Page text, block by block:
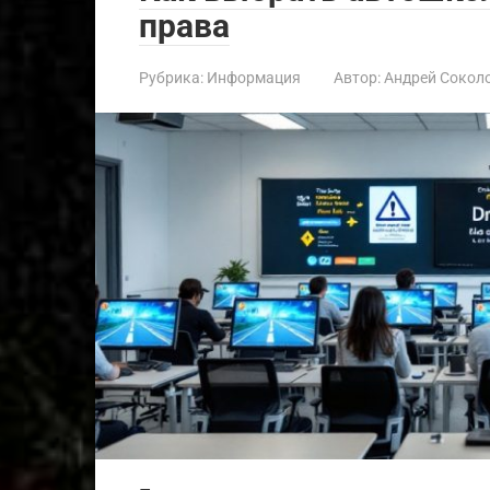
права
Рубрика: Информация Автор: Андрей